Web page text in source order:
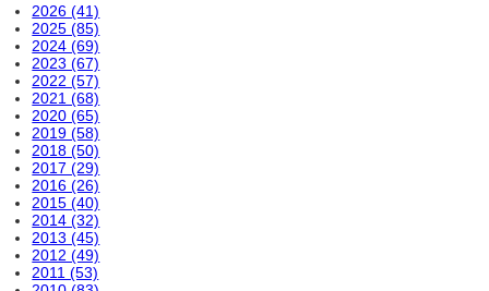
2026 (41)
2025 (85)
2024 (69)
2023 (67)
2022 (57)
2021 (68)
2020 (65)
2019 (58)
2018 (50)
2017 (29)
2016 (26)
2015 (40)
2014 (32)
2013 (45)
2012 (49)
2011 (53)